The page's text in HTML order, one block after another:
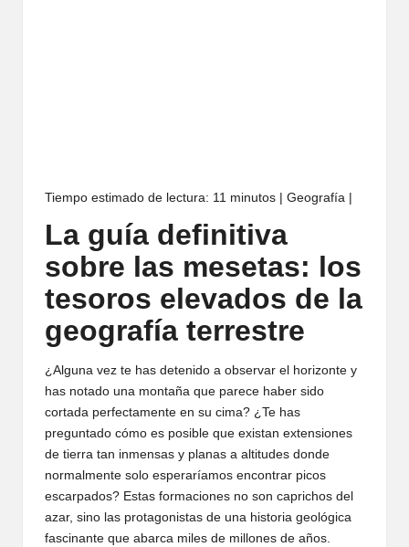
Tiempo estimado de lectura: 11 minutos | Geografía |
La guía definitiva
sobre las mesetas: los
tesoros elevados de la
geografía terrestre
¿Alguna vez te has detenido a observar el horizonte y
has notado una montaña que parece haber sido
cortada perfectamente en su cima? ¿Te has
preguntado cómo es posible que existan extensiones
de tierra tan inmensas y planas a altitudes donde
normalmente solo esperaríamos encontrar picos
escarpados? Estas formaciones no son caprichos del
azar, sino las protagonistas de una historia geológica
fascinante que abarca miles de millones de años.